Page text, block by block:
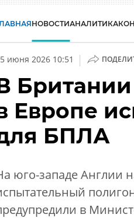
НОВОСТИАНАЛИТИКА
июня 2026 10:51 |
Европе
БПЛА
юго-западе Англии
в